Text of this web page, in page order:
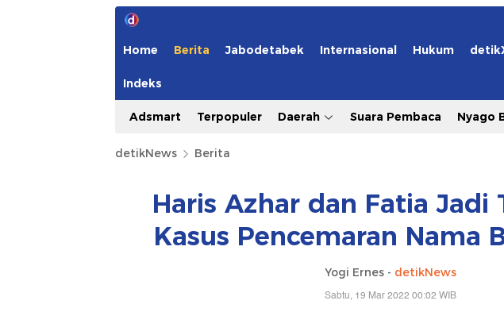
Home Berita Jabodetabek Internasional Hukum
Indeks
Adsmart Terpopuler Daerah Suara Pembaca Nyago
detikNews Berita
Haris Azhar dan Fatia Jadi
Kasus Pencemaran Nama
Yogi Ernes - detikNews
Sabtu, 19 Mar 2022 00:02 WIB